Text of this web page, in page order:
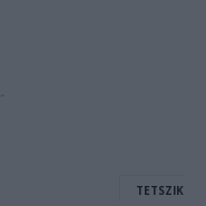
TETSZIK